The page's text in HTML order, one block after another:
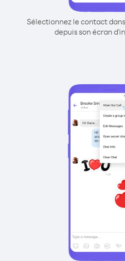
Sélectionnez le contact
depuis son écran